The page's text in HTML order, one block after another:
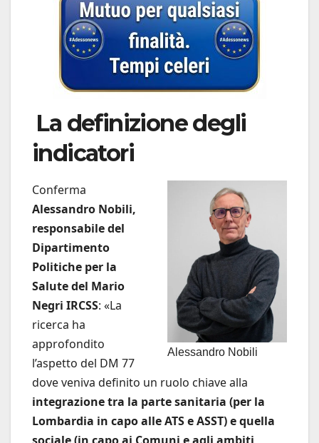
La definizione degli
indicatori
Alessandro Nobili
Conferma
Alessandro Nobili,
responsabile del
Dipartimento
Politiche per la
Salute del Mario
Negri IRCSS: «La
ricerca ha
approfondito
l’aspetto del DM 77
dove veniva definito un ruolo chiave alla
integrazione tra la parte sanitaria (per la
Lombardia in capo alle ATS e ASST) e quella